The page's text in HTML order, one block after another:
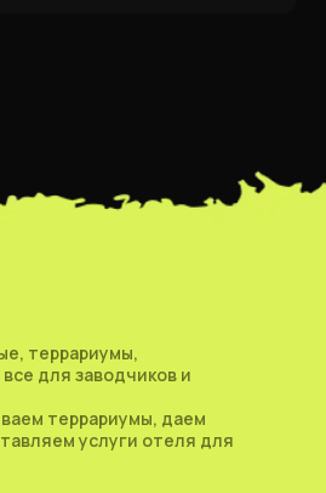
террариумы,
для заводчиков и
террариумы, даем
услуги отеля для